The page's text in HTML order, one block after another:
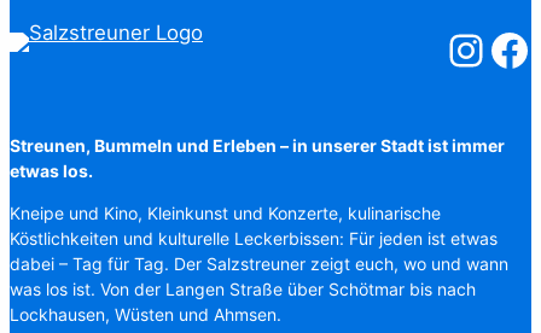
Streunen, Bummeln und Erleben – in unserer Stadt ist immer
etwas los.
Kneipe und Kino, Kleinkunst und Konzerte, kulinarische
Köstlichkeiten und kulturelle Leckerbissen: Für jeden ist etwas
dabei – Tag für Tag. Der Salzstreuner zeigt euch, wo und wann
was los ist. Von der Langen Straße über Schötmar bis nach
Lockhausen, Wüsten und Ahmsen.